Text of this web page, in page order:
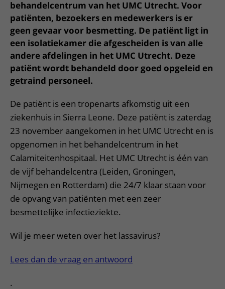
Onderzoeken en diagnostiek
Het Wilhelmina Kinderziekenhuis
Bloedprikken
Wachttijden
Bezoektijden
Wijzigen patiëntgegevens
Mijn UMC Utrecht patiëntportaal
Faciliteiten en voorzieningen
Bezoekregels
Kwaliteit en veiligheid
Route naar het ziekenhuis
Parkeren
Wegwijs in het ziekenhuis
Contact met polikliniek
Contact met verpleegafdeling
Het Wilhelmina Kinderziekenhuis
Teleconsult aanvragen
Diagnostiek aanvragen
Zorgverlenersportaal
Over UMC Utrecht
Research
Onderwijs
Werken bij het UMC Utrecht
behandelcentrum van het UMC Utrecht. Voor
patiënten, bezoekers en medewerkers is er
geen gevaar voor besmetting. De patiënt ligt in
een isolatiekamer die afgescheiden is van alle
andere afdelingen in het UMC Utrecht. Deze
patiënt wordt behandeld door goed opgeleid en
getraind personeel.
De patiënt is een tropenarts afkomstig uit een
ziekenhuis in Sierra Leone. Deze patiënt is zaterdag
23 november aangekomen in het UMC Utrecht en is
opgenomen in het behandelcentrum in het
Calamiteitenhospitaal. Het UMC Utrecht is één van
de vijf behandelcentra (Leiden, Groningen,
Nijmegen en Rotterdam) die 24/7 klaar staan voor
de opvang van patiënten met een zeer
besmettelijke infectieziekte.
Wil je meer weten over het lassavirus?
Lees dan de vraag en antwoord
.